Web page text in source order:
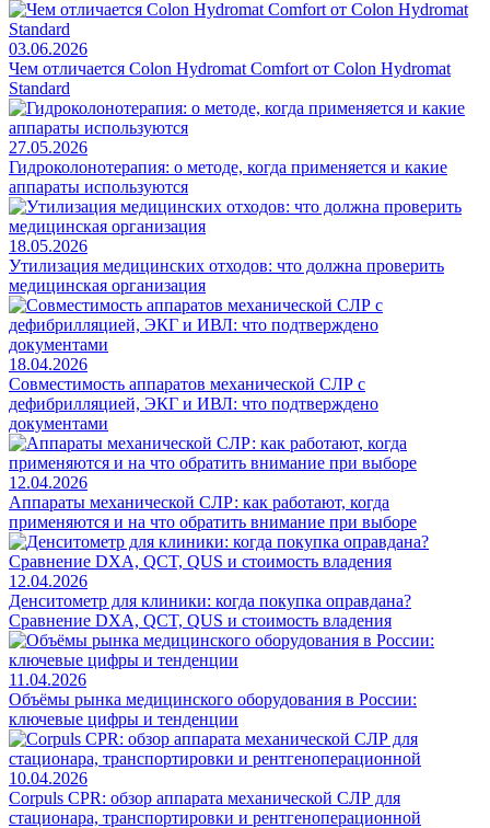
03.06.2026
Чем отличается Colon Hydromat Comfort от Colon Hydromat
Standard
27.05.2026
Гидроколонотерапия: о методе, когда применяется и какие
аппараты используются
18.05.2026
Утилизация медицинских отходов: что должна проверить
медицинская организация
18.04.2026
Совместимость аппаратов механической СЛР с
дефибрилляцией, ЭКГ и ИВЛ: что подтверждено
документами
12.04.2026
Аппараты механической СЛР: как работают, когда
применяются и на что обратить внимание при выборе
12.04.2026
Денситометр для клиники: когда покупка оправдана?
Сравнение DXA, QCT, QUS и стоимость владения
11.04.2026
Объёмы рынка медицинского оборудования в России:
ключевые цифры и тенденции
10.04.2026
Corpuls CPR: обзор аппарата механической СЛР для
стационара, транспортировки и рентгеноперационной